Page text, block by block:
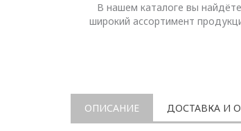
В нашем каталоге вы найдёте
широкий ассортимент
ОПИСАНИЕ ДОСТАВКА И